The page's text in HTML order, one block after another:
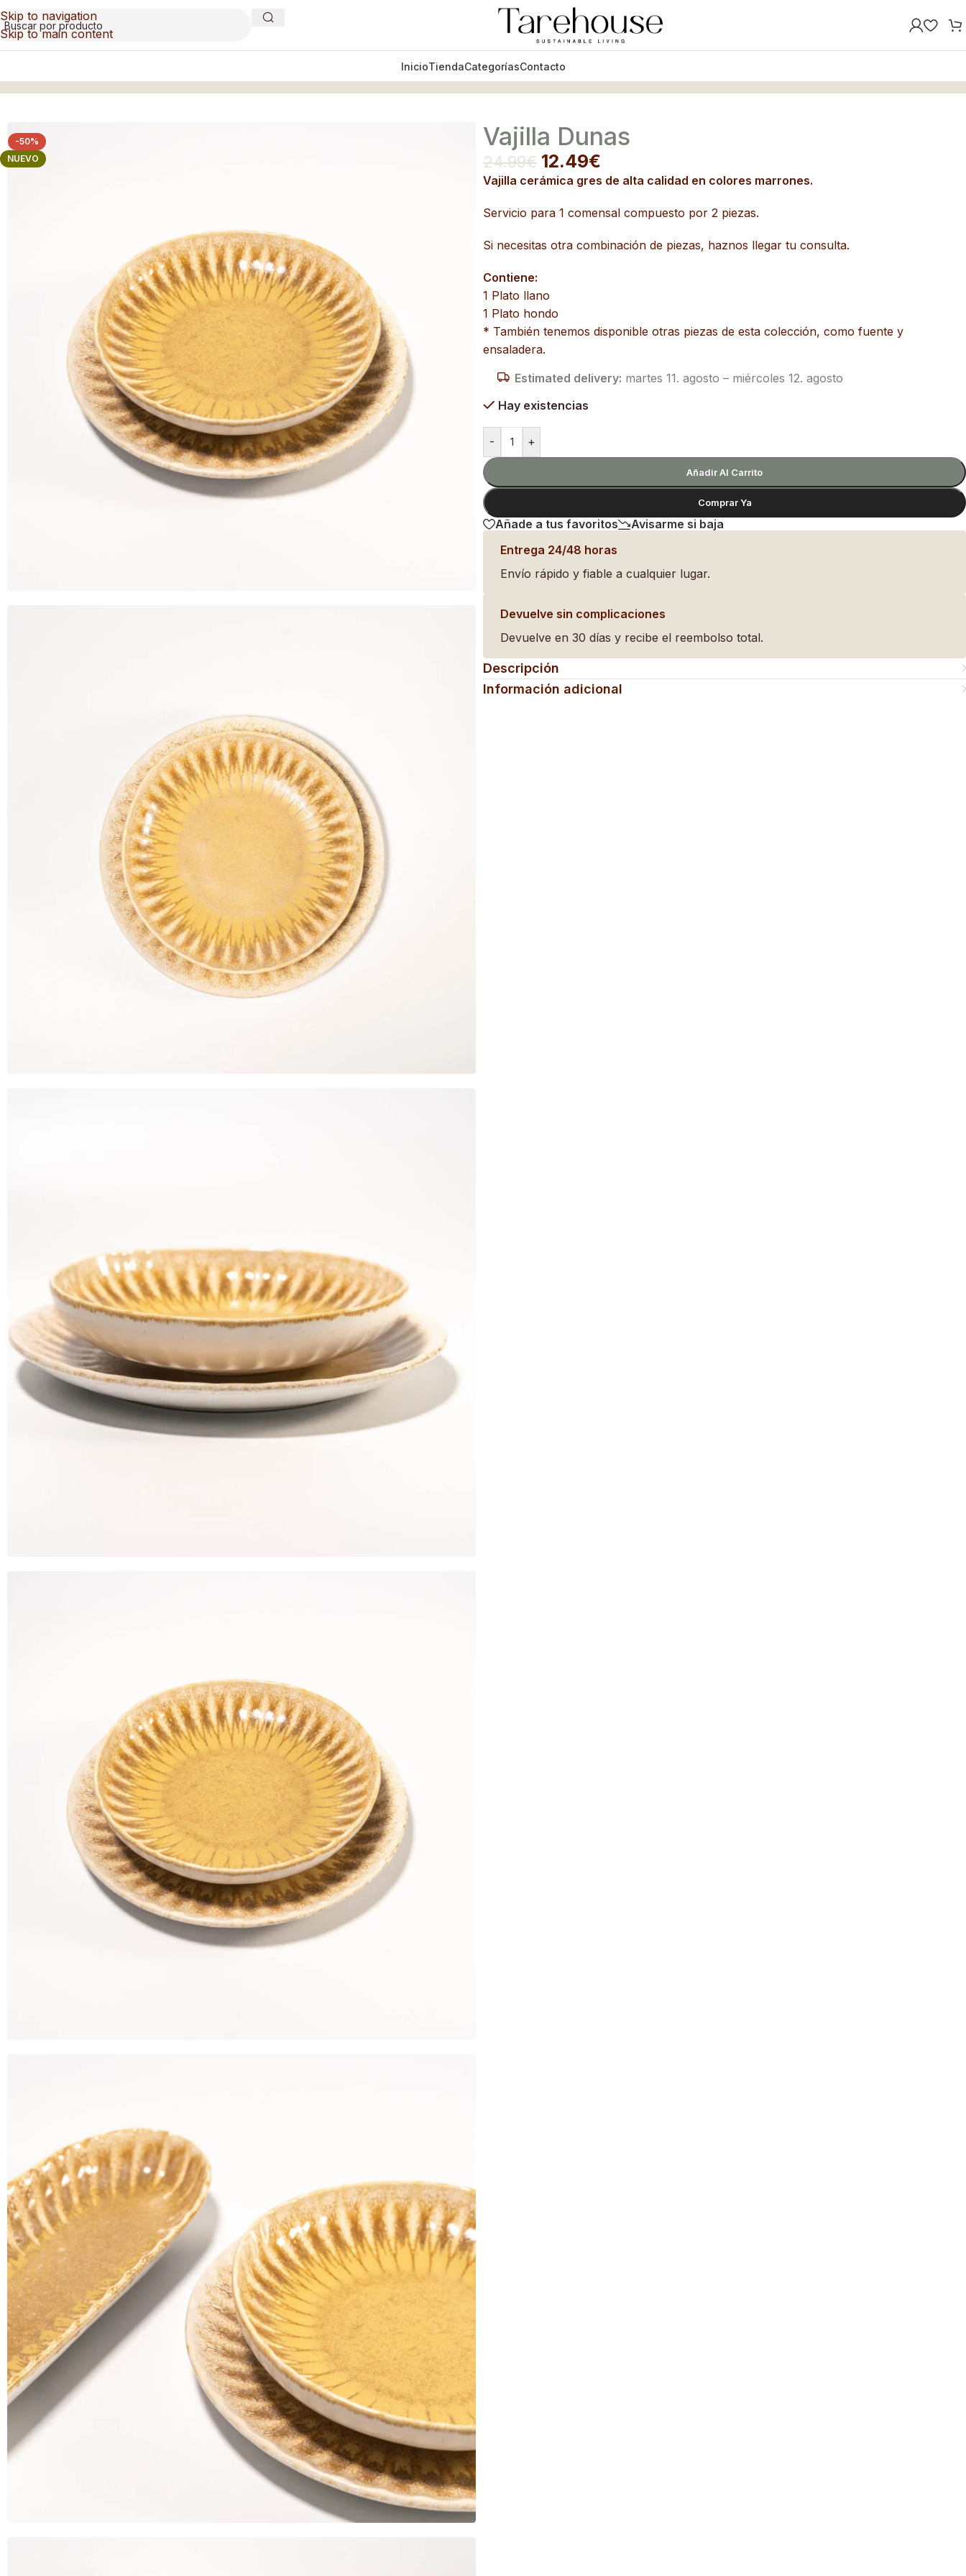
Skip to navigation
Skip to main content
InicioTiendaCategoríasContacto
-50%
NUEVO
Vajilla Dunas
24.99€ 12.49€
Vajilla cerámica gres de alta calidad en colores marrones.
Servicio para 1 comensal compuesto por 2 piezas.
Si necesitas otra combinación de piezas, haznos llegar tu consulta.
Contiene:
1 Plato llano
1 Plato hondo
* También tenemos disponible otras piezas de esta colección, como fuente y
ensaladera.
Estimated delivery: martes 11. agosto – miércoles 12. agosto
Hay existencias
- +
Añadir Al Carrito
Comprar Ya
Añade a tus favoritos
Avisarme si baja
Entrega 24/48 horas
Envío rápido y fiable a cualquier lugar.
Devuelve sin complicaciones
Devuelve en 30 días y recibe el reembolso total.
Descripción
Información adicional